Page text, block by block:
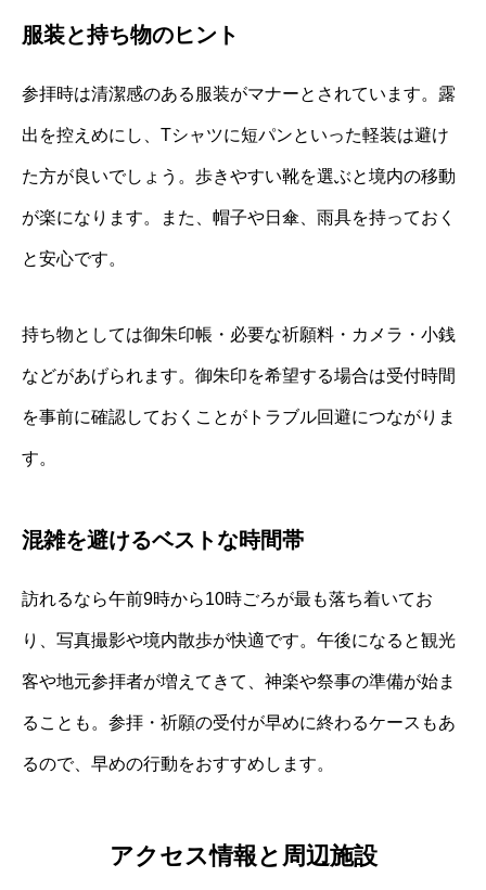
服装と持ち物のヒント
参拝時は清潔感のある服装がマナーとされています。露
出を控えめにし、Tシャツに短パンといった軽装は避け
た方が良いでしょう。歩きやすい靴を選ぶと境内の移動
が楽になります。また、帽子や日傘、雨具を持っておく
と安心です。
持ち物としては御朱印帳・必要な祈願料・カメラ・小銭
などがあげられます。御朱印を希望する場合は受付時間
を事前に確認しておくことがトラブル回避につながりま
す。
混雑を避けるベストな時間帯
訪れるなら午前9時から10時ごろが最も落ち着いてお
り、写真撮影や境内散歩が快適です。午後になると観光
客や地元参拝者が増えてきて、神楽や祭事の準備が始ま
ることも。参拝・祈願の受付が早めに終わるケースもあ
るので、早めの行動をおすすめします。
アクセス情報と周辺施設